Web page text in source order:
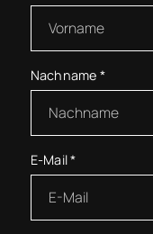
Nachname *
E-Mail*